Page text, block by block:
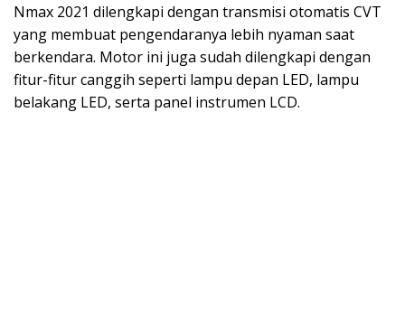
Nmax 2021 dilengkapi dengan transmisi otomatis CVT
yang membuat pengendaranya lebih nyaman saat
berkendara. Motor ini juga sudah dilengkapi dengan
fitur-fitur canggih seperti lampu depan LED, lampu
belakang LED, serta panel instrumen LCD.